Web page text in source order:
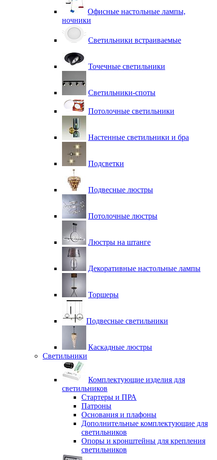
Офисные настольные лампы,
ночники
Светильники встраиваемые
Точечные светильники
Светильники-споты
Потолочные светильники
Настенные светильники и бра
Подсветки
Подвесные люстры
Потолочные люстры
Люстры на штанге
Декоративные настольные лампы
Торшеры
Подвесные светильники
Каскадные люстры
Светильники
Комплектующие изделия для
светильников
Стартеры и ПРА
Патроны
Основания и плафоны
Дополнительные комплектующие для
светильников
Опоры и кронштейны для крепления
светильников